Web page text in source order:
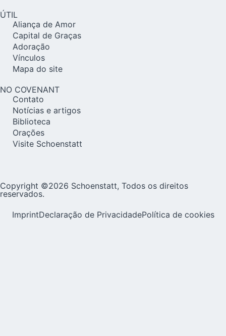
ÚTIL
Aliança de Amor
Capital de Graças
Adoração
Vínculos
Mapa do site
NO COVENANT
Contato
Notícias e artigos
Biblioteca
Orações
Visite Schoenstatt
Copyright ©2026 Schoenstatt, Todos os direitos
reservados.
ImprintDeclaração de PrivacidadePolítica de cookies